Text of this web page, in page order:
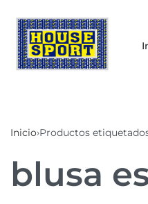
Inicio›Productos
blusa